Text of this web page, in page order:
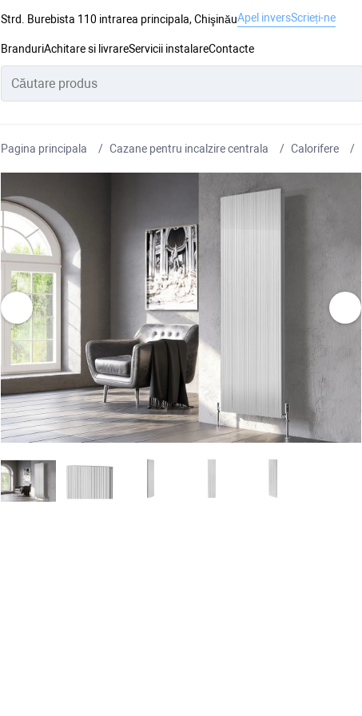
Strd. Burebista 110 intrarea principala, ChişinăuApel inversScrieți-ne
BranduriAchitare si livrareServicii instalareContacte
Pagina principala Cazane pentru incalzire centrala Сalorifere